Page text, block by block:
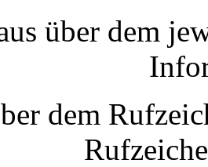
über dem
dem